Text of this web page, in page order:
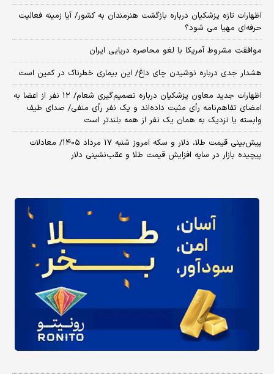
اظهارات تازه پزشکیان درباره بازگشت هنرمندان به کشور/ آیا زمینه فعالیت
حرفه‌ای مهیا می شود؟
موافقت مشروط آمریکا با لغو محاصره دریایی ایران
هشدار جدی درباره نوشیدن چای داغ/ این بیماری خطرناک در کمین است
اظهارات جدید معاون پزشکیان درباره تصمیم‌گیری شعام/ ۱۲ نفر از اعضا به
امضای تفاهم‌نامه رأی مثبت داده‌اند و یک نفر رأی منفی/ صدای طیف
وابسته یا نزدیک به همان یک نفر از همه بلندتر است
پیش‌بینی قیمت طلا، دلار و سکه امروز شنبه ۱۷ مرداد ۱۴۰۵/ معادلات
پیچیده بازار در سایه افزایش قیمت طلا و عقب‌نشینی دلار